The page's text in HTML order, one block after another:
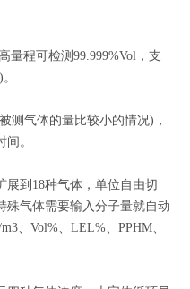
程可检测99.999%Vol，支
气体的量比较小的情况)，
。
到18种气体，单位自由切
殊气体需要输入分子量就自动
、Vol%、LEL%、PPHM、